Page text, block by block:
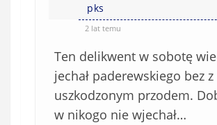
pks
2 lat temu
Ten delikwent w sobotę
jechał paderewskiego bez z
uszkodzonym przodem.
w nikogo nie wjechał…